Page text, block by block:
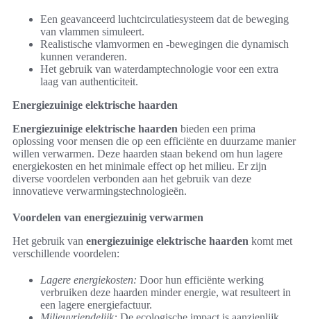
Een geavanceerd luchtcirculatiesysteem dat de beweging
van vlammen simuleert.
Realistische vlamvormen en -bewegingen die dynamisch
kunnen veranderen.
Het gebruik van waterdamptechnologie voor een extra
laag van authenticiteit.
Energiezuinige elektrische haarden
Energiezuinige elektrische haarden bieden een prima
oplossing voor mensen die op een efficiënte en duurzame manier
willen verwarmen. Deze haarden staan bekend om hun lagere
energiekosten en het minimale effect op het milieu. Er zijn
diverse voordelen verbonden aan het gebruik van deze
innovatieve verwarmingstechnologieën.
Voordelen van energiezuinig verwarmen
Het gebruik van energiezuinige elektrische haarden komt met
verschillende voordelen:
Lagere energiekosten: Door hun efficiënte werking
verbruiken deze haarden minder energie, wat resulteert in
een lagere energiefactuur.